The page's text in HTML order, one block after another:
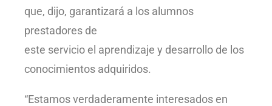
que, dijo, garantizará a los alumnos
prestadores de
este servicio el aprendizaje y desarrollo de los
conocimientos adquiridos.
“Estamos verdaderamente interesados en